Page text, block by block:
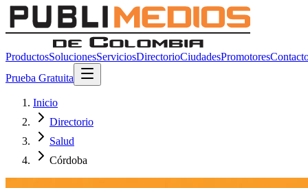
ProductosSolucionesServiciosDirectorioCiudadesPromotores
Prueba Gratuita
Inicio
Directorio
Salud
Córdoba